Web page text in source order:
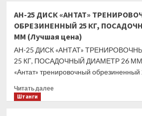
АН-25 ДИСК «АНТАТ»
ОБРЕЗИНЕННЫЙ 25 КГ,
ММ (Лучшая цена)
АН-25 ДИСК «АНТАТ»
25 КГ, ПОСАДОЧНЫЙ ДИАМЕТР 26
«Антат» тренировочный обрезиненный
Читать далееПрочитать
Штанги